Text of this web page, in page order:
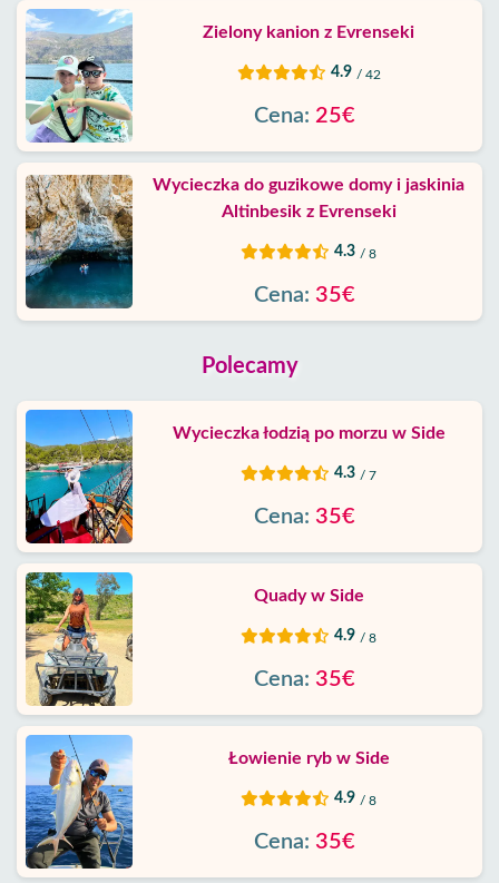
Zielony kanion z Evrenseki
4.9 / 42
Cena: 25€
Wycieczka do guzikowe domy i jaskinia
Altinbesik z Evrenseki
4.3 / 8
Cena: 35€
Polecamy
Wycieczka łodzią po morzu w Side
4.3 / 7
Cena: 35€
Quady w Side
4.9 / 8
Cena: 35€
Łowienie ryb w Side
4.9 / 8
Cena: 35€